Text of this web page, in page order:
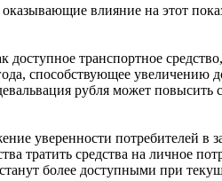
влияние на этот
доступное транспортное
способствующее увеличению
рубля может повысить
уверенности потребителей в
тратить средства на личное
более доступными при